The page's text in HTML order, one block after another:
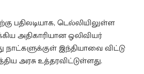
பதிலடியாக, டெல்லியிலுள்ள
அதிகாரியான ஒலிவியர்
நாட்களுக்குள் இந்தியாவை விட்டு
அரசு உத்தரவிட்டுள்ளது.